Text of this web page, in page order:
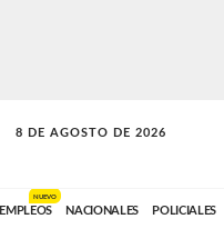
8 DE AGOSTO DE 2026
SOLO MÚSICA
EMPLEOS
NUEVO
NACIONALES POLICIALES